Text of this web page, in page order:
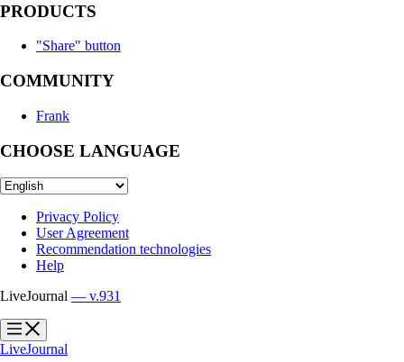
PRODUCTS
"Share" button
COMMUNITY
Frank
CHOOSE LANGUAGE
Privacy Policy
User Agreement
Recommendation technologies
Help
LiveJournal — v.931
?
?
LiveJournal